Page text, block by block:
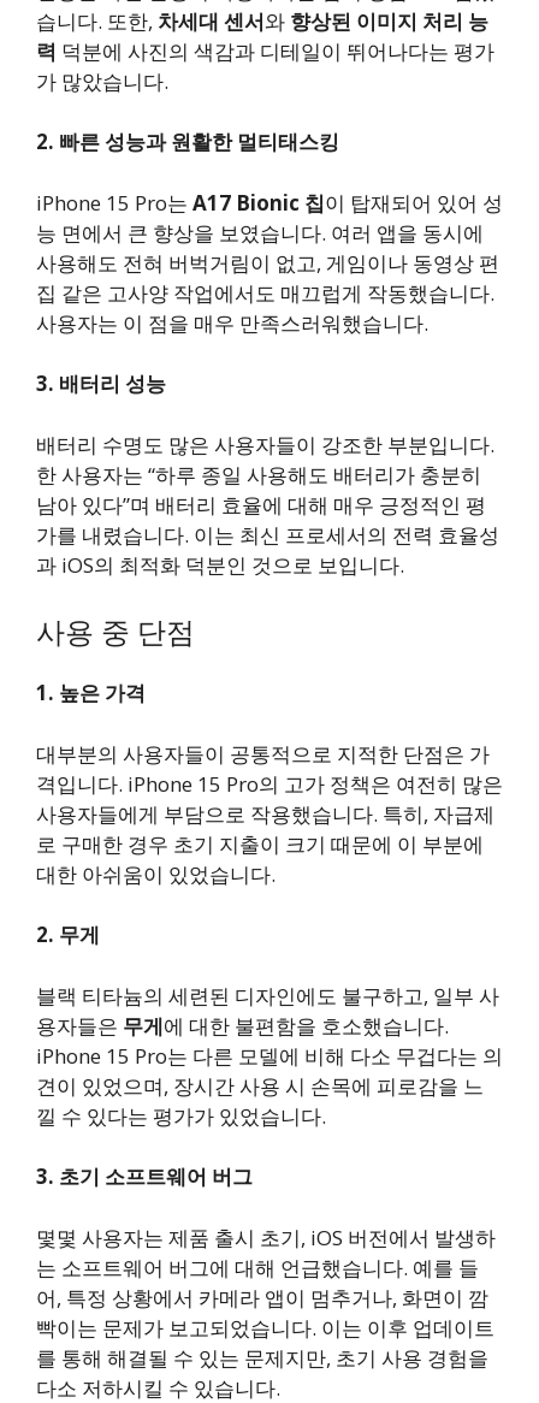
습니다. 또한, 차세대 센서와 향상된 이미지 처리 능
력 덕분에 사진의 색감과 디테일이 뛰어나다는 평가
가 많았습니다.
2. 빠른 성능과 원활한 멀티태스킹
iPhone 15 Pro는 A17 Bionic 칩이 탑재되어 있어 성
능 면에서 큰 향상을 보였습니다. 여러 앱을 동시에
사용해도 전혀 버벅거림이 없고, 게임이나 동영상 편
집 같은 고사양 작업에서도 매끄럽게 작동했습니다.
사용자는 이 점을 매우 만족스러워했습니다.
3. 배터리 성능
배터리 수명도 많은 사용자들이 강조한 부분입니다.
한 사용자는 “하루 종일 사용해도 배터리가 충분히
남아 있다”며 배터리 효율에 대해 매우 긍정적인 평
가를 내렸습니다. 이는 최신 프로세서의 전력 효율성
과 iOS의 최적화 덕분인 것으로 보입니다.
사용 중 단점
1. 높은 가격
대부분의 사용자들이 공통적으로 지적한 단점은 가
격입니다. iPhone 15 Pro의 고가 정책은 여전히 많은
사용자들에게 부담으로 작용했습니다. 특히, 자급제
로 구매한 경우 초기 지출이 크기 때문에 이 부분에
대한 아쉬움이 있었습니다.
2. 무게
블랙 티타늄의 세련된 디자인에도 불구하고, 일부 사
용자들은 무게에 대한 불편함을 호소했습니다.
iPhone 15 Pro는 다른 모델에 비해 다소 무겁다는 의
견이 있었으며, 장시간 사용 시 손목에 피로감을 느
낄 수 있다는 평가가 있었습니다.
3. 초기 소프트웨어 버그
몇몇 사용자는 제품 출시 초기, iOS 버전에서 발생하
는 소프트웨어 버그에 대해 언급했습니다. 예를 들
어, 특정 상황에서 카메라 앱이 멈추거나, 화면이 깜
빡이는 문제가 보고되었습니다. 이는 이후 업데이트
를 통해 해결될 수 있는 문제지만, 초기 사용 경험을
다소 저하시킬 수 있습니다.